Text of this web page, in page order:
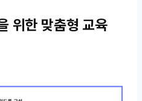
위한 맞춤형 교육